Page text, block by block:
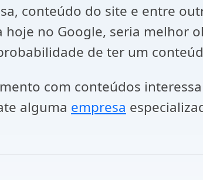
conteúdo do site e entre
no Google, seria melhor
de ter um
com conteúdos
alguma empresa